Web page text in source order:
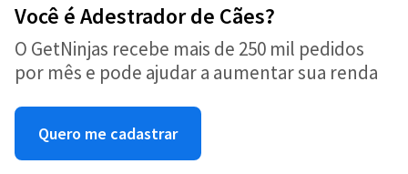
Você é Adestrador de Cães?
O GetNinjas recebe mais de 250 mil pedidos
por mês e pode ajudar a aumentar sua renda
Quero me cadastrar